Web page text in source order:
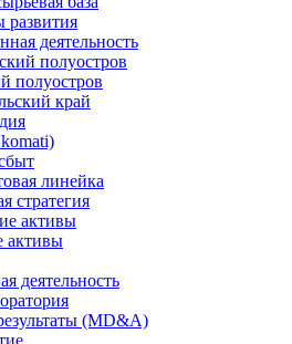
развития
деятельность
полуостров
полуостров
край
линейка
стратегия
активы
активы
деятельность
(MD&A)